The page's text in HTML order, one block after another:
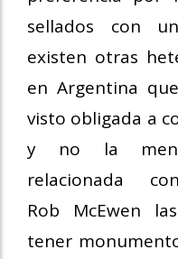
sellados con
existen otras
en Argentina
visto obligada a
y no la
relacionada
Rob McEwen
tener